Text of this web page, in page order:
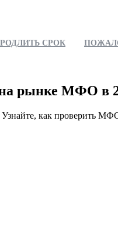
СРОК
рынке МФО в
как проверить